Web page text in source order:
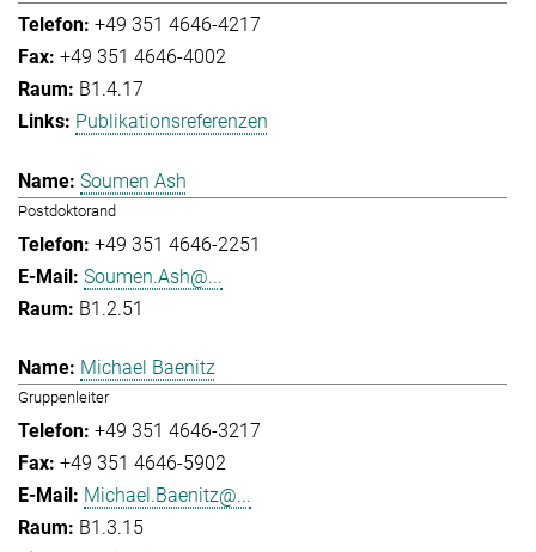
+49 351 4646-4217
+49 351 4646-4002
B1.4.17
Publikationsreferenzen
Soumen Ash
Postdoktorand
+49 351 4646-2251
Soumen.Ash@...
B1.2.51
Michael Baenitz
Gruppenleiter
+49 351 4646-3217
+49 351 4646-5902
Michael.Baenitz@...
B1.3.15